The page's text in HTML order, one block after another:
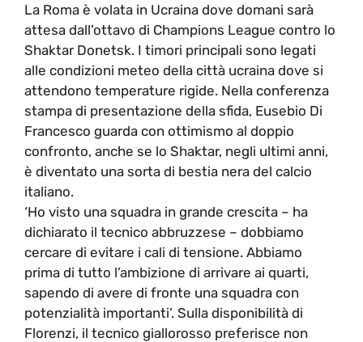
La Roma è volata in Ucraina dove domani sarà
attesa dall’ottavo di Champions League contro lo
Shaktar Donetsk. I timori principali sono legati
alle condizioni meteo della città ucraina dove si
attendono temperature rigide. Nella conferenza
stampa di presentazione della sfida, Eusebio Di
Francesco guarda con ottimismo al doppio
confronto, anche se lo Shaktar, negli ultimi anni,
è diventato una sorta di bestia nera del calcio
italiano.
‘Ho visto una squadra in grande crescita – ha
dichiarato il tecnico abbruzzese – dobbiamo
cercare di evitare i cali di tensione. Abbiamo
prima di tutto l’ambizione di arrivare ai quarti,
sapendo di avere di fronte una squadra con
potenzialità importanti’. Sulla disponibilità di
Florenzi, il tecnico giallorosso preferisce non